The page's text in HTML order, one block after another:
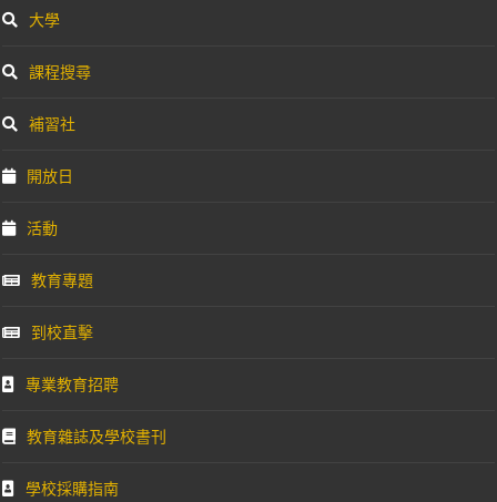
大學
課程搜尋
補習社
開放日
活動
教育專題
到校直擊
專業教育招聘
教育雜誌及學校書刊
學校採購指南